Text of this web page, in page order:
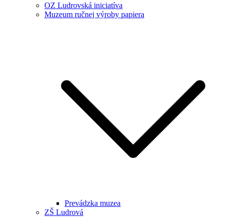
OZ Ludrovská iniciatíva
Muzeum ručnej výroby papiera
Prevádzka muzea
ZŠ Ludrová